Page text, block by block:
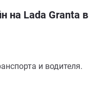
на Lada Granta в
и водителя.